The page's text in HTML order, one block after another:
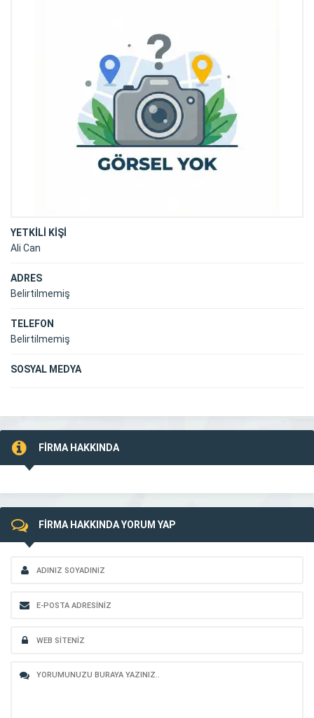
YETKİLİ KİŞİ
Ali Can
ADRES
Belirtilmemiş
TELEFON
Belirtilmemiş
SOSYAL MEDYA
FİRMA HAKKINDA
FİRMA HAKKINDA YORUM YAP